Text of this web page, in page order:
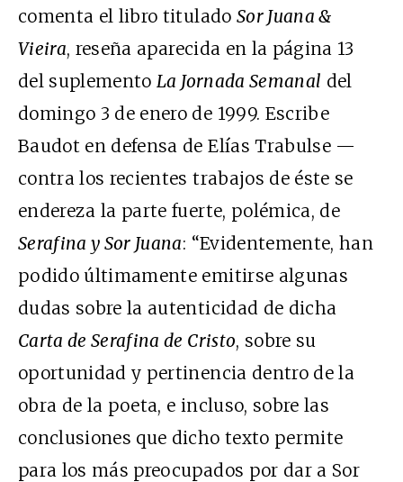
comenta el libro titulado Sor Juana &
Vieira, reseña aparecida en la página 13
del suplementoLa Jornada Semanal del
domingo 3 de enero de 1999. Escribe
Baudot en defensa de Elías Trabulse —
contra los recientes trabajos de éste se
endereza la parte fuerte, polémica, de
Serafina y Sor Juana: “Evidentemente, han
podido últimamente emitirse algunas
dudas sobre la autenticidad de dicha
Carta de Serafina de Cristo, sobre su
oportunidad y pertinencia dentro de la
obra de la poeta, e incluso, sobre las
conclusiones que dicho texto permite
para los más preocupados por dar a Sor